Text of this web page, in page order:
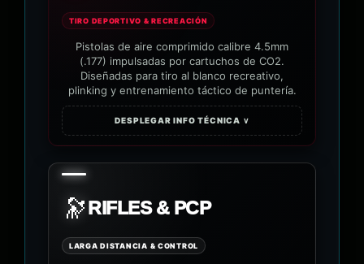
TIRO DEPORTIVO & RECREACIÓN
Pistolas de aire comprimido calibre 4.5mm
(.177) impulsadas por cartuchos de CO2.
Diseñadas para tiro al blanco recreativo,
plinking y entrenamiento táctico de puntería.
DESPLEGAR INFO TÉCNICA ∨
🔭RIFLES & PCP
LARGA DISTANCIA & CONTROL